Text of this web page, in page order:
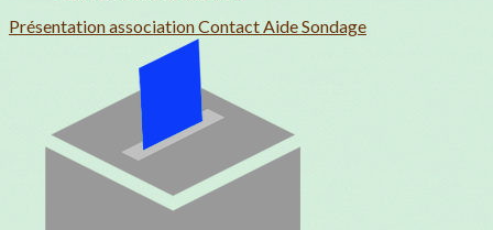
Présentation associationContactAideSondage